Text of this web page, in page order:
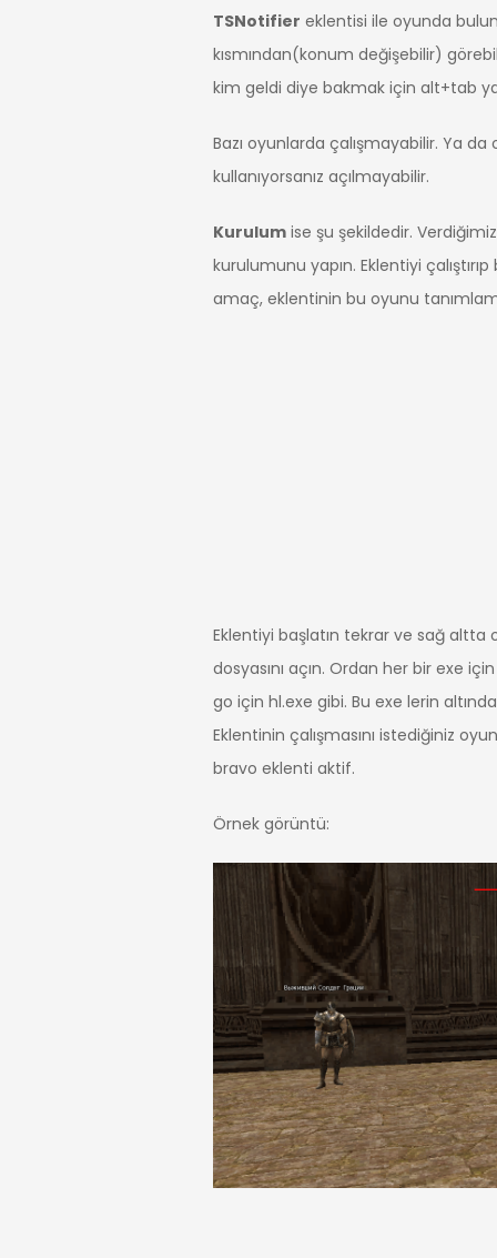
TSNotifier eklentisi ile oyunda
kısmından(konum değişebilir)
kim geldi diye bakmak için alt+tab
Bazı oyunlarda çalışmayabilir. Ya
kullanıyorsanız açılmayabilir.
Kurulum ise şu şekildedir.
kurulumunu yapın. Eklentiyi
amaç, eklentinin bu oyunu
Eklentiyi başlatın tekrar ve sağ altta
dosyasını açın. Ordan her bir exe
go için hl.exe gibi. Bu exe lerin
Eklentinin çalışmasını istediğiniz
bravo eklenti aktif.
Örnek görüntü: